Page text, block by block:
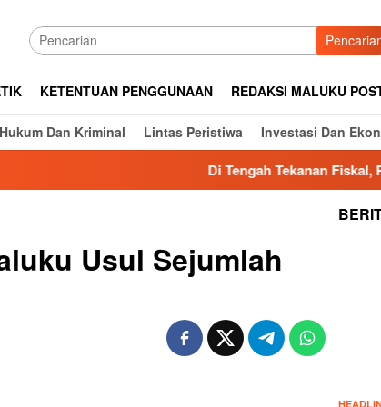
KETENTUAN PENGGUNAAN REDAKSI MALUKU
Hukum Dan Kriminal Lintas Peristiwa Investasi Dan
Di Tengah Tekanan Fiskal,
Usul Sejumlah